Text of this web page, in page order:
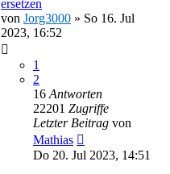
ersetzen
von Jorg3000 » So 16. Jul
2023, 16:52
1
2
16 Antworten
22201 Zugriffe
Letzter Beitrag von
Mathias
Do 20. Jul 2023, 14:51